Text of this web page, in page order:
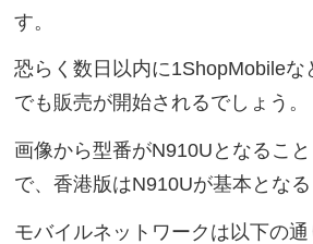
す。
恐らく数日以内に1ShopMobile
でも販売が開始されるでしょう。
画像から型番がN910Uとなるこ
で、香港版はN910Uが基本となる
モバイルネットワークは以下の通